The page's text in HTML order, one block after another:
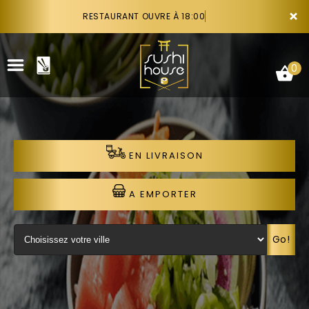
×
RESTAURANT OUVRE À 18:00
VOTRE COMPTE
NOTRE RESTAURANT
VOS AVIS
0
EN LIVRAISON
A EMPORTER
Go!